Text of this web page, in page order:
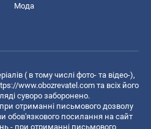
Мода
( в тому числі фото- та відео-),
www.obozrevatel.com та всіх його
суворо заборонено.
отриманні письмового дозволу
обов'язкового посилання на сайт
- при отриманні письмового